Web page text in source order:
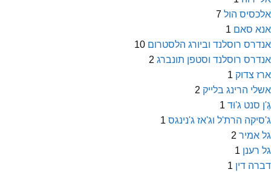
אלכסיס הול 7
אנא סאם 1
אנדרס רוסלנד וביורג הלסטרום 10
אנדרס רוסלנד וסטפן תונברג 2
ארז צדוק 1
אשלי הרינג בלייק 2
גֶ'ן סנט ג'וּד 1
ג'סיקה הרת'ל וג'אז ג'נינגס 1
גל אמיר 2
גל רענן 1
דברה דין 1